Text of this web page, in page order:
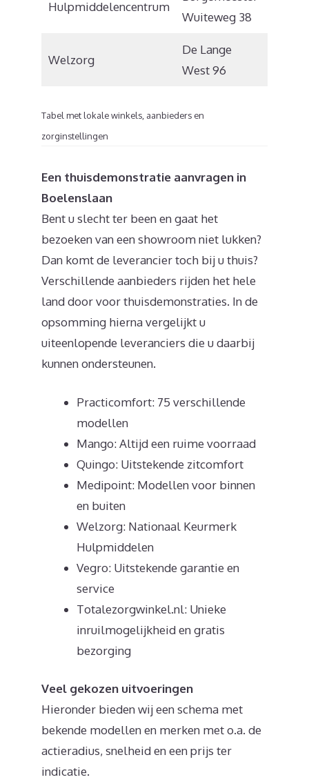
Hulpmiddelencentrum
Wuiteweg 38
Welzorg
De Lange
West 96
Tabel met lokale winkels, aanbieders en
zorginstellingen
Een thuisdemonstratie aanvragen in
Boelenslaan
Bent u slecht ter been en gaat het
bezoeken van een showroom niet lukken?
Dan komt de leverancier toch bij u thuis?
Verschillende aanbieders rijden het hele
land door voor thuisdemonstraties. In de
opsomming hierna vergelijkt u
uiteenlopende leveranciers die u daarbij
kunnen ondersteunen.
Practicomfort: 75 verschillende
modellen
Mango: Altijd een ruime voorraad
Quingo: Uitstekende zitcomfort
Medipoint: Modellen voor binnen
en buiten
Welzorg: Nationaal Keurmerk
Hulpmiddelen
Vegro: Uitstekende garantie en
service
Totalezorgwinkel.nl: Unieke
inruilmogelijkheid en gratis
bezorging
Veel gekozen uitvoeringen
Hieronder bieden wij een schema met
bekende modellen en merken met o.a. de
actieradius, snelheid en een prijs ter
indicatie.